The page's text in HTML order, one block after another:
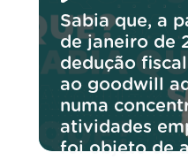
Sabia que, a
de janeiro de
dedução
ao goodwill
numa
atividades
foi objeto de